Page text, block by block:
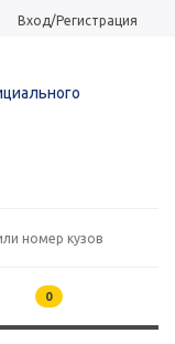
Вход/Регистрация
0